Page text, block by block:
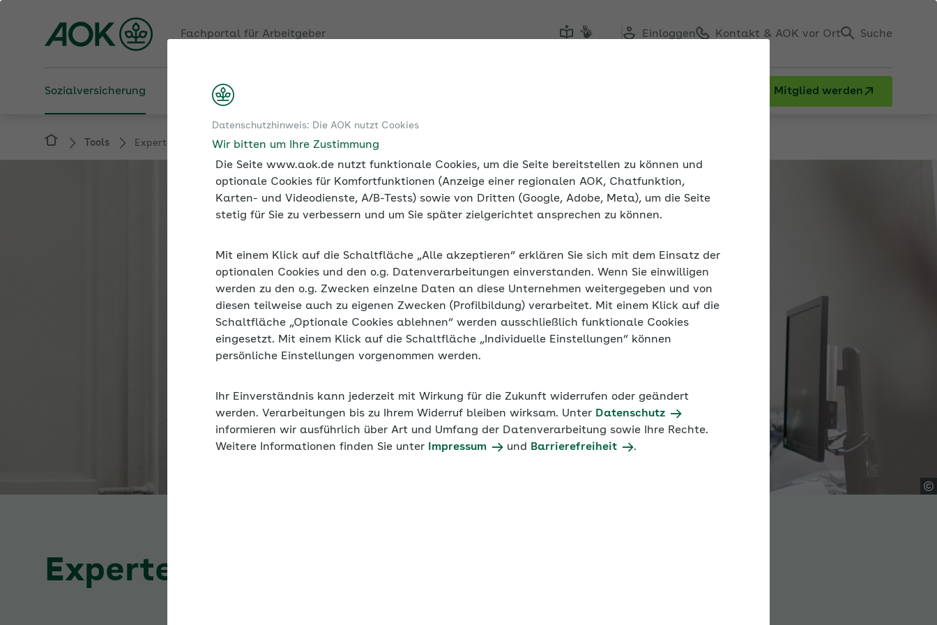
Datenschutzhinweis: Die AOK nutzt Cookies
Wir bitten um Ihre Zustimmung
Die Seite www.aok.de nutzt funktionale Cookies, um die Seite bereitstellen zu können und
optionale Cookies für Komfortfunktionen (Anzeige einer regionalen AOK, Chatfunktion,
Karten- und Videodienste, A/B-Tests) sowie von Dritten (Google, Adobe, Meta), um die Seite
stetig für Sie zu verbessern und um Sie später zielgerichtet ansprechen zu können.
Mit einem Klick auf die Schaltfläche „Alle akzeptieren“ erklären Sie sich mit dem Einsatz der
optionalen Cookies und den o.g. Datenverarbeitungen einverstanden. Wenn Sie einwilligen
werden zu den o.g. Zwecken einzelne Daten an diese Unternehmen weitergegeben und von
diesen teilweise auch zu eigenen Zwecken (Profilbildung) verarbeitet. Mit einem Klick auf die
Schaltfläche „Optionale Cookies ablehnen“ werden ausschließlich funktionale Cookies
eingesetzt. Mit einem Klick auf die Schaltfläche „Individuelle Einstellungen“ können
persönliche Einstellungen vorgenommen werden.
Ihr Einverständnis kann jederzeit mit Wirkung für die Zukunft widerrufen oder geändert
werden. Verarbeitungen bis zu Ihrem Widerruf bleiben wirksam. Unter Datenschutz
informieren wir ausführlich über Art und Umfang der Datenverarbeitung sowie Ihre Rechte.
Weitere Informationen finden Sie unter
Impressum und Barrierefreiheit .
Fachportal für Arbeitgeber Einloggen Kontakt & AOK vor Ort Suche
Sozialversicherung Betriebliche Gesundheit Mitglied werden
Tools Expertenforum
Expertenforum